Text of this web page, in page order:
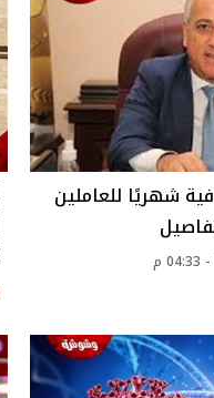
شهريًا للعاملين